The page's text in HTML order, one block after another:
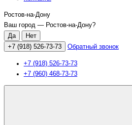
Ростов-на-Дону
Ваш город — Ростов-на-Дону?
+7 (918) 526-73-73 Обратный звонок
+7 (918) 526-73-73
+7 (960) 468-73-73